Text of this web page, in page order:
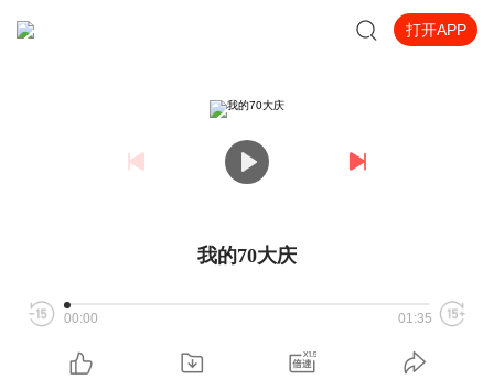
打开APP
我的70大庆
00:00 01:35